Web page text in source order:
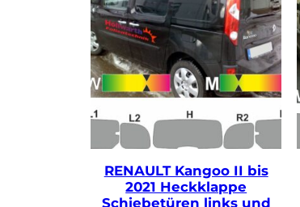
RENAULT Kangoo II bis
2021 Heckklappe
Schiebetüren links und